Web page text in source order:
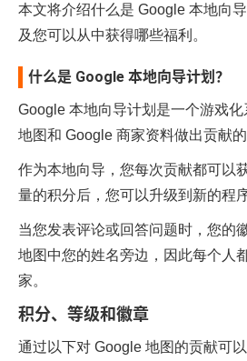
本文将介绍什么是 Google 本地向
及您可以从中获得哪些福利。
什么是 Google 本地向导计划？
Google 本地向导计划是一个游戏
地图和 Google 商家资料做出贡献的
作为本地向导，您每次贡献都可以
量的积分后，您可以升级到新的程
当您发表评论或回答问题时，您的
地图中您的姓名旁边，因此每个人
家。
积分、等级和徽章
通过以下对 Google 地图的贡献可以